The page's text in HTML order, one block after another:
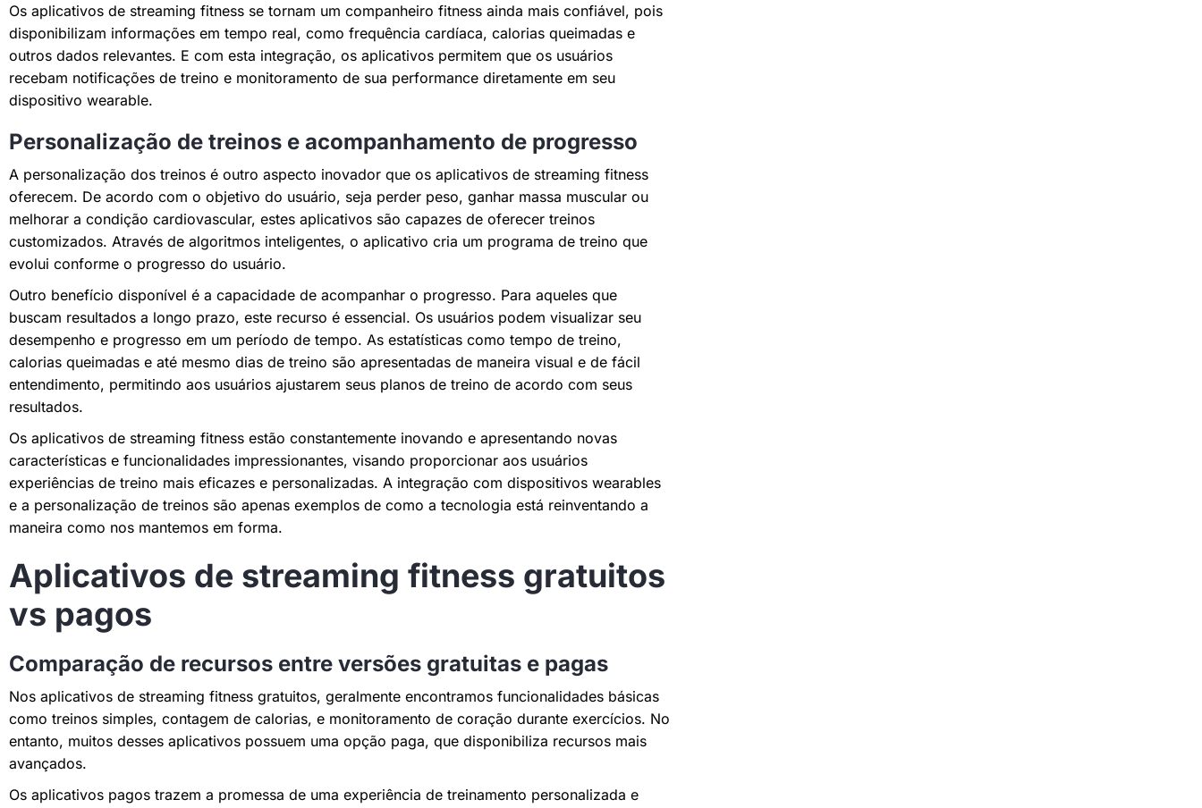
Os aplicativos de streaming fitness se tornam um companheiro fitness ainda mais confiável, pois
disponibilizam informações em tempo real, como frequência cardíaca, calorias queimadas e
outros dados relevantes. E com esta integração, os aplicativos permitem que os usuários
recebam notificações de treino e monitoramento de sua performance diretamente em seu
dispositivo wearable.
Personalização de treinos e acompanhamento de progresso
A personalização dos treinos é outro aspecto inovador que os aplicativos de streaming fitness
oferecem. De acordo com o objetivo do usuário, seja perder peso, ganhar massa muscular ou
melhorar a condição cardiovascular, estes aplicativos são capazes de oferecer treinos
customizados. Através de algoritmos inteligentes, o aplicativo cria um programa de treino que
evolui conforme o progresso do usuário.
Outro benefício disponível é a capacidade de acompanhar o progresso. Para aqueles que
buscam resultados a longo prazo, este recurso é essencial. Os usuários podem visualizar seu
desempenho e progresso em um período de tempo. As estatísticas como tempo de treino,
calorias queimadas e até mesmo dias de treino são apresentadas de maneira visual e de fácil
entendimento, permitindo aos usuários ajustarem seus planos de treino de acordo com seus
resultados.
Os aplicativos de streaming fitness estão constantemente inovando e apresentando novas
características e funcionalidades impressionantes, visando proporcionar aos usuários
experiências de treino mais eficazes e personalizadas. A integração com dispositivos wearables
e a personalização de treinos são apenas exemplos de como a tecnologia está reinventando a
maneira como nos mantemos em forma.
Aplicativos de streaming fitness gratuitos
vs pagos
Comparação de recursos entre versões gratuitas e pagas
Nos aplicativos de streaming fitness gratuitos, geralmente encontramos funcionalidades básicas
como treinos simples, contagem de calorias, e monitoramento de coração durante exercícios. No
entanto, muitos desses aplicativos possuem uma opção paga, que disponibiliza recursos mais
avançados.
Os aplicativos pagos trazem a promessa de uma experiência de treinamento personalizada e